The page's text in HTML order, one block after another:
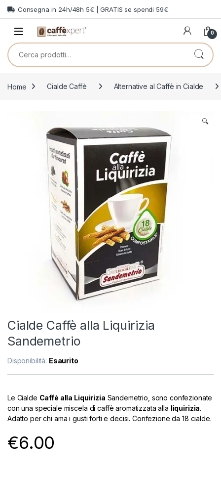
Skip to navigation
Skip to content
Consegna in 24h/48h 5€ | GRATIS se spendi 59€
0
Cerca:
Home Cialde Caffè Alternative al Caffè in Cialde
🔍
Cialde Caffè alla Liquirizia
Sandemetrio
Disponibilità: Esaurito
Le Cialde Caffè alla Liquirizia Sandemetrio, sono confezionate
con una speciale miscela di caffè aromatizzata alla liquirizia.
Adatto per chi ama i gusti forti e decisi. Confezione da 18 cialde.
€6.00